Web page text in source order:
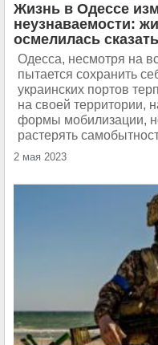
Жизнь в Одессе
неузнаваемости:
осмелилась
Одесса, несмотря на
пытается сохранить
украинских портов
на своей территории,
формы мобилизации,
растерять
2 мая 2023